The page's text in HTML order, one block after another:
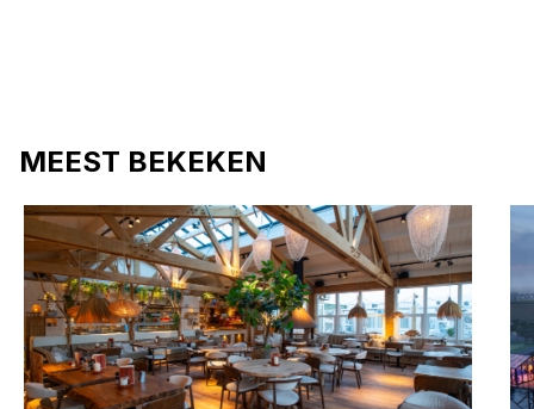
MEEST BEKEKEN